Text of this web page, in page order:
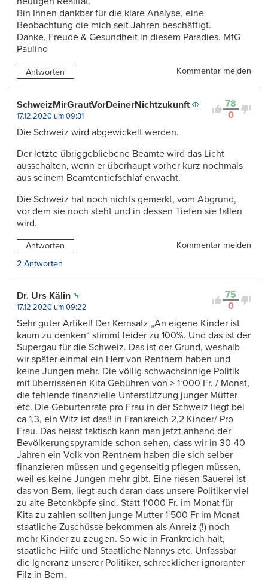
Bin Ihnen dankbar für die klare Analyse, eine
Beobachtung die mich seit Jahren beschäftigt.
Danke, Freude & Gesundheit in diesem Paradies. MfG
Paulino
Antworten Kommentar melden
78
0
SchweizMirGrautVorDeinerNichtzukunft
17.12.2020 um 09:31
Die Schweiz wird abgewickelt werden.
Der letzte übriggebliebene Beamte wird das Licht
ausschalten, wenn er überhaupt vorher kurz nochmals
aus seinem Beamtentiefschlaf erwacht.
Die Schweiz hat noch nichts gemerkt, vom Abgrund,
vor dem sie noch steht und in dessen Tiefen sie fallen
wird.
Antworten
Kommentar melden
2 Antworten
75
0
Dr. Urs Kälin
17.12.2020 um 09:22
Sehr guter Artikel! Der Kernsatz „An eigene Kinder ist
kaum zu denken“ stimmt leider zu 100%. Und das ist der
Supergau für die Schweiz. Das ist der Grund, weshalb
wir später einmal ein Herr von Rentnern haben und
keine Jungen mehr. Die völlig schwachsinnige Politik
mit überrissenen Kita Gebühren von > 1‘000 Fr. / Monat,
die fehlende finanzielle Unterstützung junger Mütter
etc. Die Geburtenrate pro Frau in der Schweiz liegt bei
ca 1.3, ein Witz ist das!! in Frankreich 2,2 Kinder/ Pro
Frau. Das heisst faktisch kann man jetzt anhand der
Bevölkerungspyramide schon sehen, dass wir in 30-40
Jahren ein Volk von Rentnern haben die sich selber
finanzieren müssen und gegenseitig pflegen müssen,
weil es keine Jungen mehr gibt. Eine riesen Sauerei ist
das von Bern, liegt auch daran dass unsere Politiker viel
zu alte Betonköpfe sind. Statt 1‘000 Fr. im Monat für
Kita zu zahlen sollten junge Mutter 1‘500 Fr im Monat
staatliche Zuschüsse bekommen als Anreiz (!) noch
mehr Kinder zu zeugen. So wie in Frankreich halt,
staatliche Hilfe und Staatliche Nannys etc. Unfassbar
die Ignoranz unserer Politiker, schrecklicher ignoranter
Filz in Bern.